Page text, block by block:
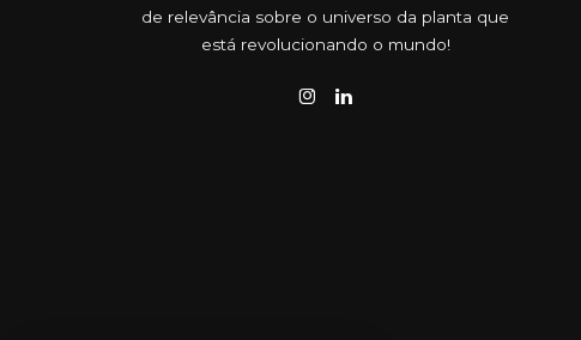
de relevância sobre o universo da planta que
está revolucionando o mundo!